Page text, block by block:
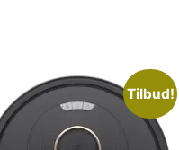
Tilbud!